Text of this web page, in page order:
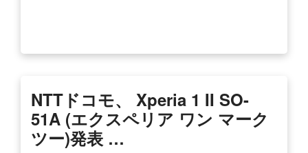
NTTドコモ、 Xperia 1 II SO-
51A (エクスペリア ワン マーク
ツー)発表 …